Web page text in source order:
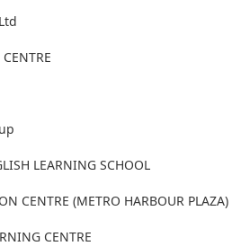
LEARNING SCHOOL
CENTRE (METRO HARBOUR PLAZA)
CENTRE